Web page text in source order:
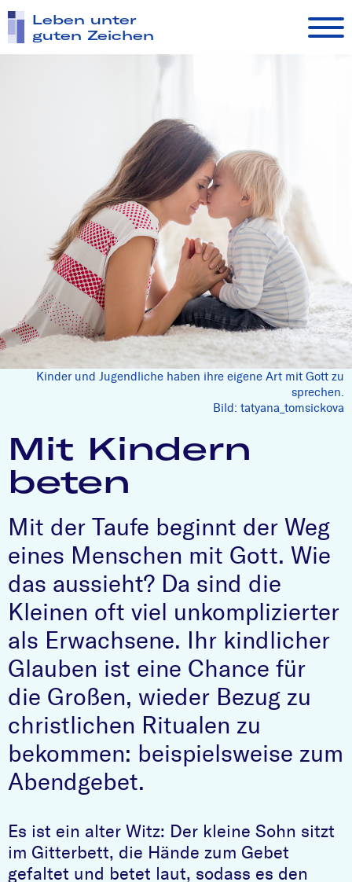
Leben unter
guten Zeichen
Kinder und Jugendliche haben ihre eigene Art mit Gott zu
sprechen.
Bild: tatyana_tomsickova
Mit Kindern
beten
Mit der Taufe beginnt der Weg
eines Menschen mit Gott. Wie
das aussieht? Da sind die
Kleinen oft viel unkomplizierter
als Erwachsene. Ihr kindlicher
Glauben ist eine Chance für
die Großen, wieder Bezug zu
christlichen Ritualen zu
bekommen: beispielsweise zum
Abendgebet.
Es ist ein alter Witz: Der kleine Sohn sitzt
im Gitterbett, die Hände zum Gebet
gefaltet und betet laut, sodass es den